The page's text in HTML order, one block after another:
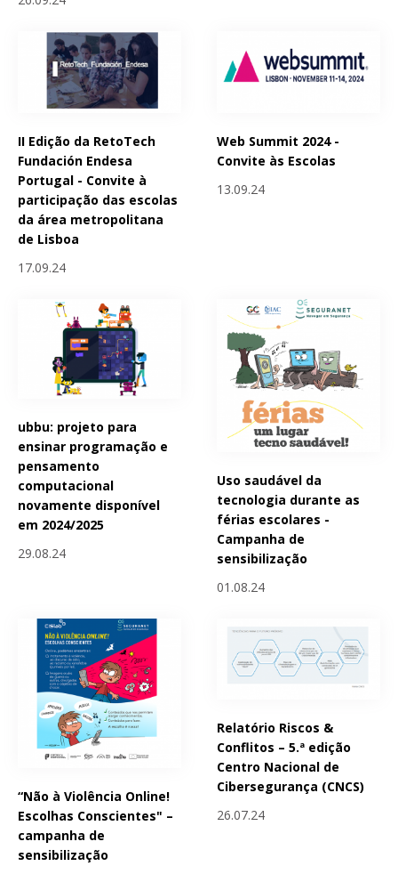
II Edição da RetoTech
Fundación Endesa
Portugal - Convite à
participação das escolas
da área metropolitana
de Lisboa
17.09.24
Web Summit 2024 -
Convite às Escolas
13.09.24
ubbu: projeto para
ensinar programação e
pensamento
computacional
novamente disponível
em 2024/2025
29.08.24
Uso saudável da
tecnologia durante as
férias escolares -
Campanha de
sensibilização
01.08.24
“Não à Violência Online!
Escolhas Conscientes" –
campanha de
sensibilização
Relatório Riscos &
Conflitos – 5.ª edição
Centro Nacional de
Cibersegurança (CNCS)
26.07.24